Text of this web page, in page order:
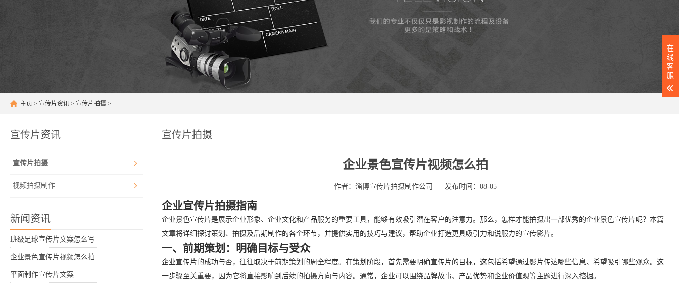
主页 > 宣传片资讯 > 宣传片拍摄 >
宣传片资讯
宣传片拍摄
视频拍摄制作
新闻资讯
班级足球宣传片文案怎么写
企业景色宣传片视频怎么拍
平面制作宣传片文案
宣传片拍摄
企业景色宣传片视频怎么拍
作者：淄博宣传片拍摄制作公司 发布时间：08-05
企业宣传片拍摄指南
企业景色宣传片是展示企业形象、企业文化和产品服务的重要工具，能够有效吸引潜在客户的注意力。那么，怎样才能拍摄出一部优秀的企业景色宣传片呢？本篇
文章将详细探讨策划、拍摄及后期制作的各个环节，并提供实用的技巧与建议，帮助企业打造更具吸引力和说服力的宣传影片。
一、前期策划：明确目标与受众
企业宣传片的成功与否，往往取决于前期策划的周全程度。在策划阶段，首先需要明确宣传片的目标，这包括希望通过影片传达哪些信息、希望吸引哪些观众。这
一步骤至关重要，因为它将直接影响到后续的拍摄方向与内容。通常，企业可以围绕品牌故事、产品优势和企业价值观等主题进行深入挖掘。
在
线
客
服